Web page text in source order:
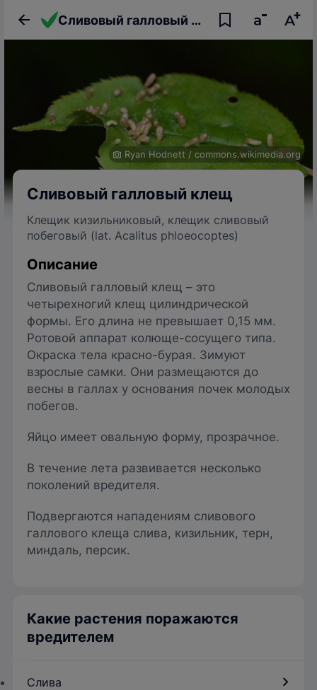
Сливовый галловый клещ, или клещик кизильниковый, или клещик сливовый побеговый
Ryan Hodnett / commons.wikimedia.org
Сливовый галловый клещ
Клещик кизильниковый, клещик сливовый
побеговый (lat. Acalitus phloeocoptes)
Описание
Сливовый галловый клещ – это
четырехногий клещ цилиндрической
формы. Его длина не превышает 0,15 мм.
Ротовой аппарат колюще-сосущего типа.
Окраска тела красно-бурая. Зимуют
взрослые самки. Они размещаются до
весны в галлах у основания почек молодых
побегов.
Яйцо имеет овальную форму, прозрачное.
В течение лета развивается несколько
поколений вредителя.
Подвергаются нападениям сливового
галлового клеща слива, кизильник, терн,
миндаль, персик.
Какие растения поражаются
вредителем
Слива